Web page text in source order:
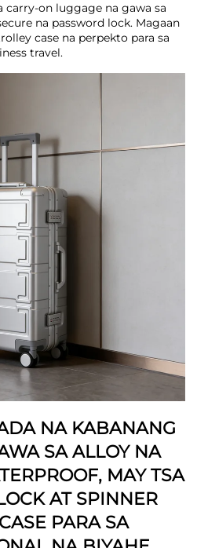
carry-on luggage na gawa sa
na password lock. Magaan
case na perpekto para sa
travel.
NA KABANANG
SA ALLOY NA
MAY TSA
AT SPINNER
PARA SA